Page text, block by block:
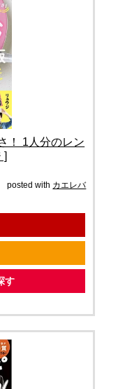
！ 1人分のレン
]
posted with カエレバ
す